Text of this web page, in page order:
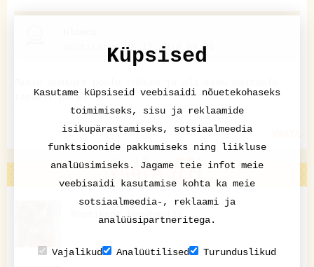
postitatud 08.11.2023 08:05
täpselt paras.
VAATA VEEL
Paprikane kanahautis
Küpsised
Kasutame küpsiseid veebisaidi nõuetekohaseks
toimimiseks, sisu ja reklaamide
isikupärastamiseks, sotsiaalmeedia
funktsioonide pakkumiseks ning liikluse
analüüsimiseks. Jagame teie infot meie
veebisaidi kasutamise kohta ka meie
sotsiaalmeedia-, reklaami ja
analüüsipartneritega.
Vajalikud Analüütilised Turunduslikud